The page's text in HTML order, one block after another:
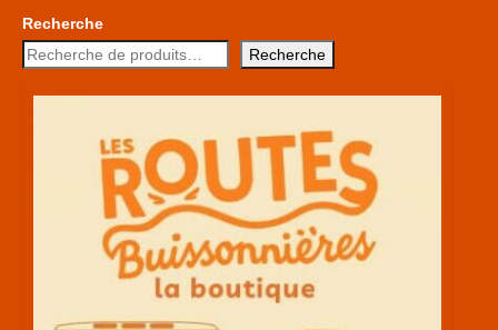
Recherche
Recherche